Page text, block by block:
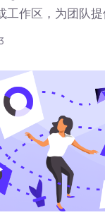
工作区，为团队提